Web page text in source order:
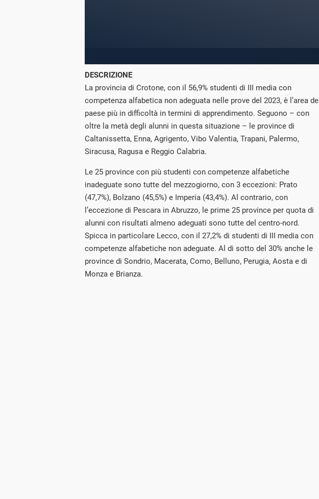
DESCRIZIONE
La provincia di Crotone, con il 56,9% studenti di III media con
competenza alfabetica non adeguata nelle prove del 2023, è l’area del
paese più in difficoltà in termini di apprendimento. Seguono – con
oltre la metà degli alunni in questa situazione – le province di
Caltanissetta, Enna, Agrigento, Vibo Valentia, Trapani, Palermo,
Siracusa, Ragusa e Reggio Calabria.
Le 25 province con più studenti con competenze alfabetiche
inadeguate sono tutte del mezzogiorno, con 3 eccezioni: Prato
(47,7%), Bolzano (45,5%) e Imperia (43,4%). Al contrario, con
l’eccezione di Pescara in Abruzzo, le prime 25 province per quota di
alunni con risultati almeno adeguati sono tutte del centro-nord.
Spicca in particolare Lecco, con il 27,2% di studenti di III media con
competenze alfabetiche non adeguate. Al di sotto del 30% anche le
province di Sondrio, Macerata, Como, Belluno, Perugia, Aosta e di
Monza e Brianza.